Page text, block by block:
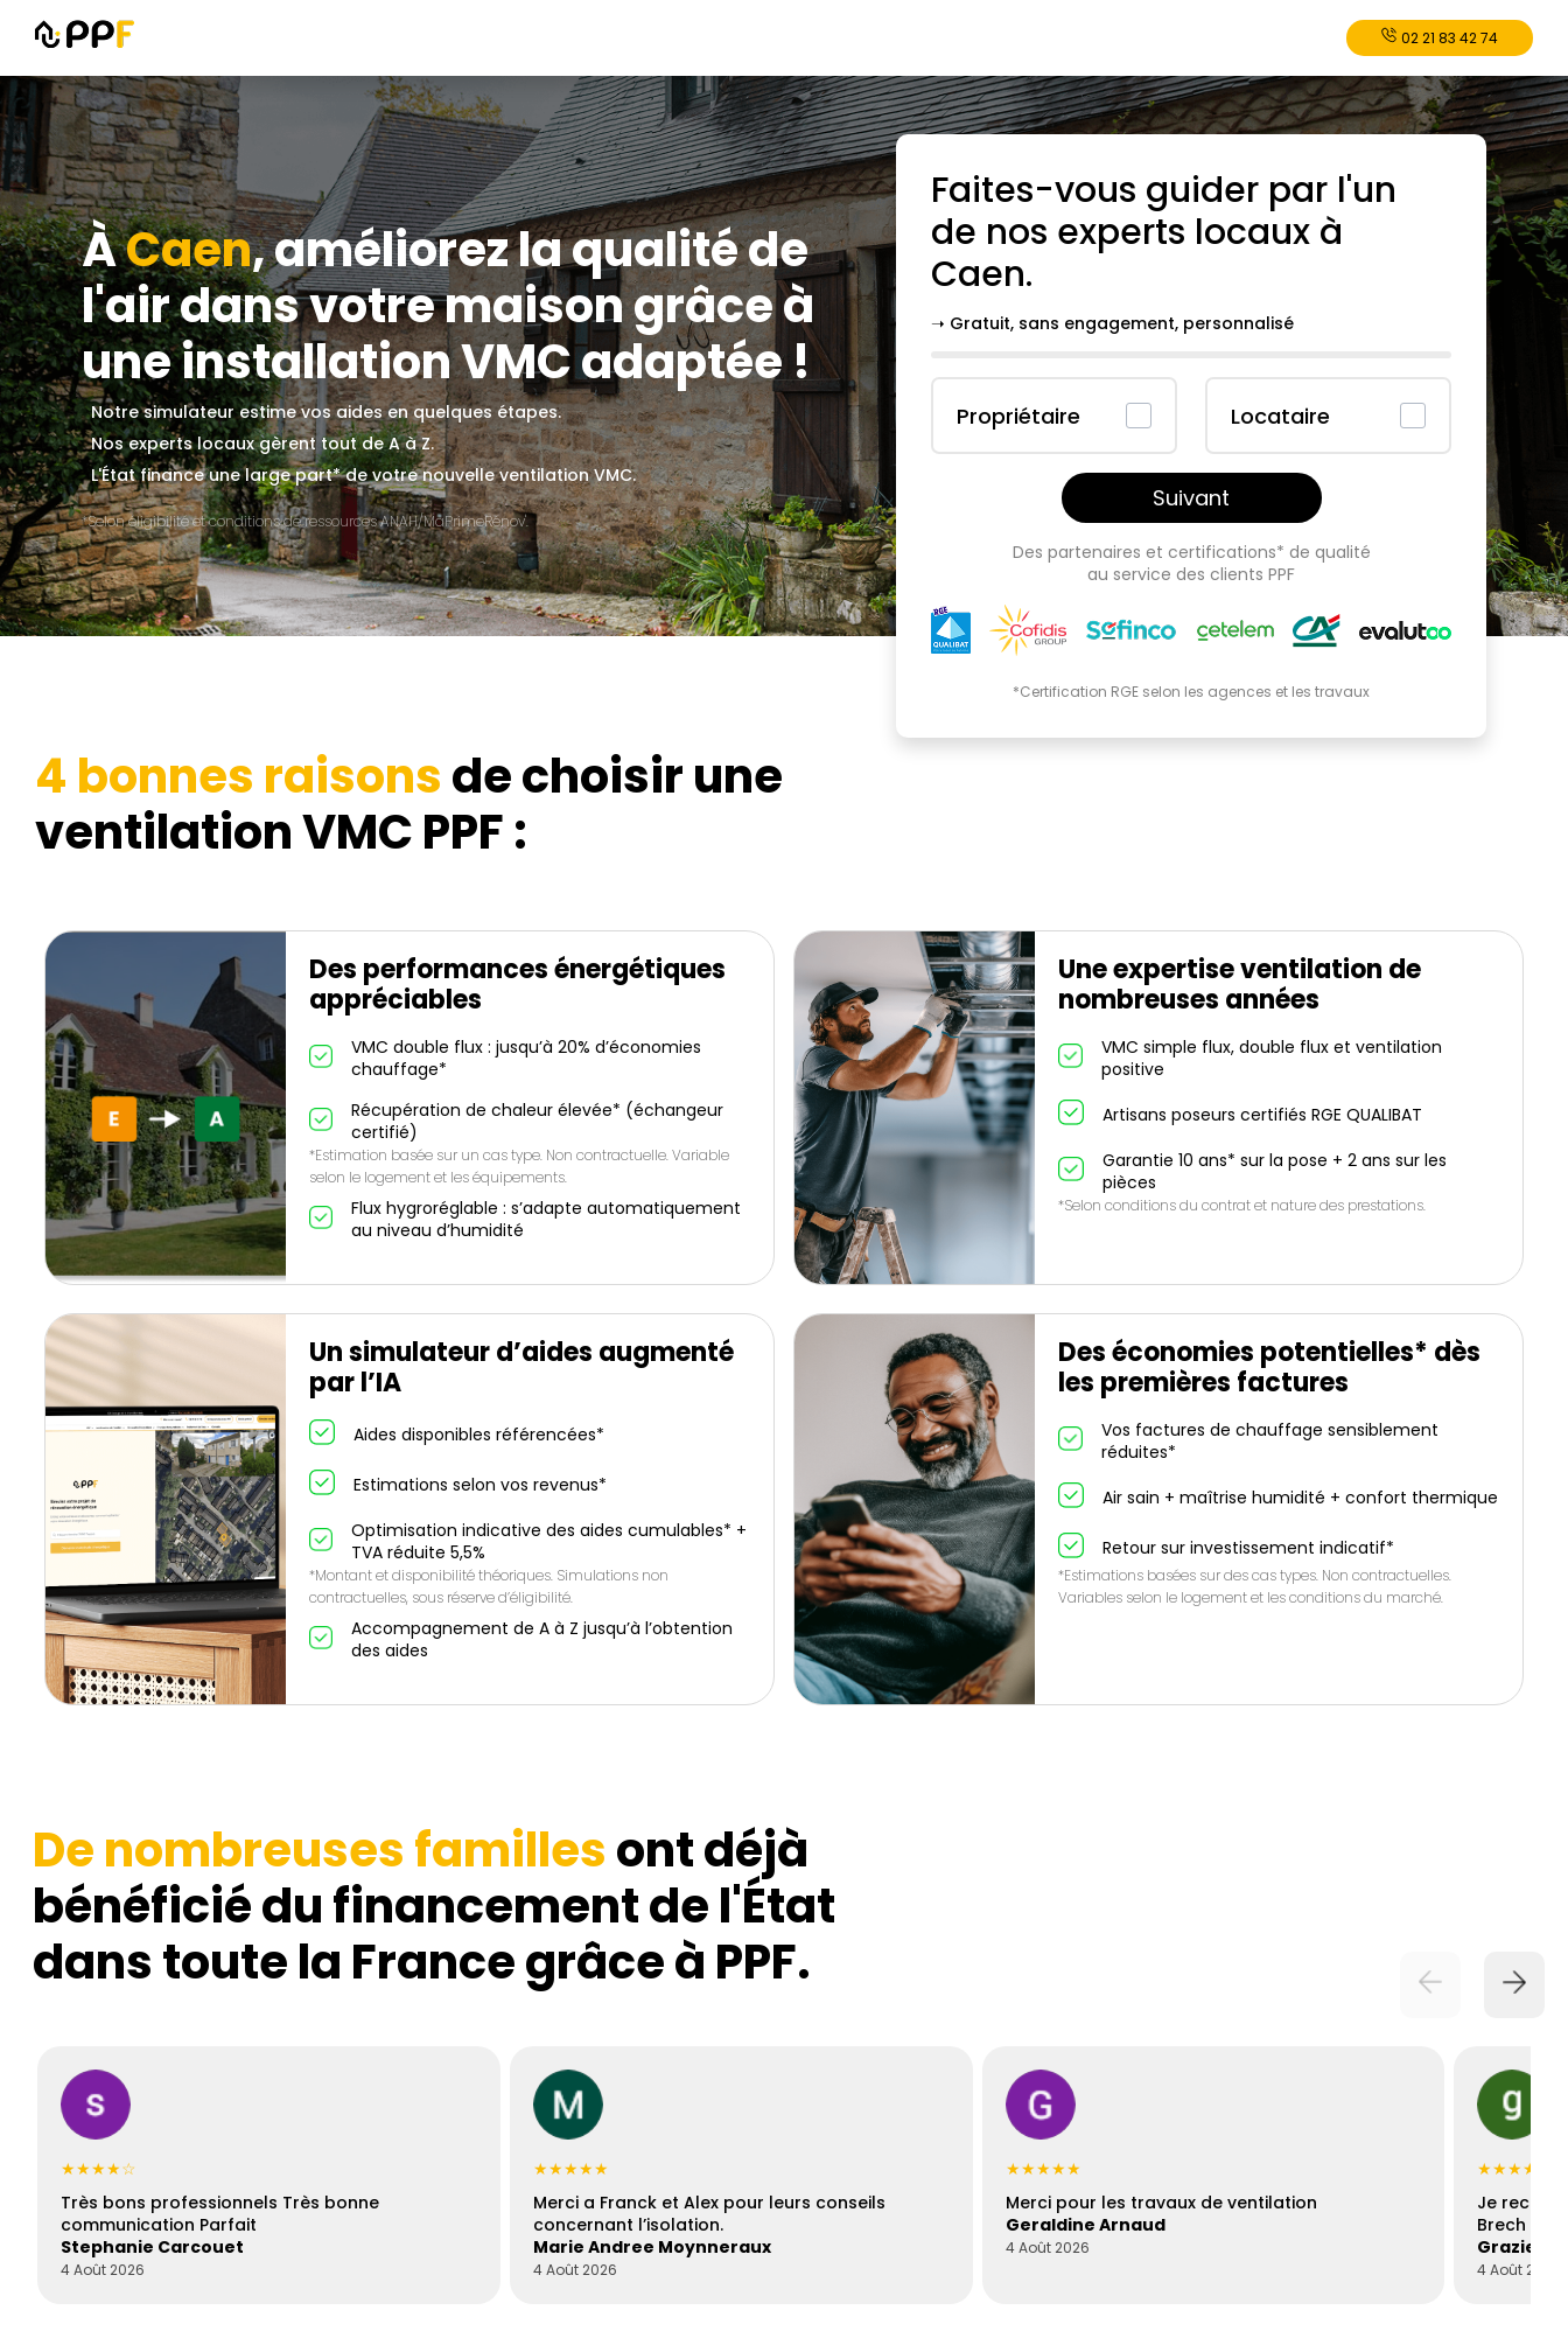
02 21 83 42 74
ÀCaen, améliorez la qualité de
l'air dans votre maison grâce à
une installation VMC adaptée !
Notre simulateur estime vos aides en quelques étapes.
Nos experts locaux gèrent tout de A à Z.
L'État finance une large part* de votre nouvelle ventilation VMC.
*Selon éligibilité et conditions de ressources ANAH/MaPrimeRénov'.
Faites-vous guider par l'un
de nos experts locaux à
Caen.
➝ Gratuit, sans engagement, personnalisé
Propriétaire Locataire
Suivant
Des partenaires et certifications* de qualité
au service des clients PPF
*Certification RGE selon les agences et les travaux
4 bonnes raisonsde choisir une
ventilation VMC PPF :
Des performances énergétiques
appréciables
VMC double flux : jusqu’à 20% d’économies
chauffage*
Récupération de chaleur élevée* (échangeur
certifié)
*Estimation basée sur un cas type. Non contractuelle. Variable
selon le logement et les équipements.
Flux hygroréglable : s’adapte automatiquement
au niveau d’humidité
Une expertise ventilation de
nombreuses années
VMC simple flux, double flux et ventilation
positive
Artisans poseurs certifiés RGE QUALIBAT
Garantie 10 ans* sur la pose + 2 ans sur les
pièces
*Selon conditions du contrat et nature des prestations.
Un simulateur d’aides augmenté
par l’IA
Aides disponibles référencées*
Estimations selon vos revenus*
Optimisation indicative des aides cumulables* +
TVA réduite 5,5%
*Montant et disponibilité théoriques. Simulations non
contractuelles, sous réserve d’éligibilité.
Accompagnement de A à Z jusqu’à l’obtention
des aides
Des économies potentielles* dès
les premières factures
Vos factures de chauffage sensiblement
réduites*
Air sain + maîtrise humidité + confort thermique
Retour sur investissement indicatif*
*Estimations basées sur des cas types. Non contractuelles.
Variables selon le logement et les conditions du marché.
De nombreuses famillesont déjà
bénéficié du financement de l'État
dans toute la France grâce à PPF.
★★★★☆
Très bons professionnels Très bonne
communication Parfait
Stephanie Carcouet
4 Août 2026
★★★★★
Merci a Franck et Alex pour leurs conseils
concernant l’isolation.
Marie Andree Moynneraux
4 Août 2026
★★★★★
Merci pour les travaux de ventilation
Geraldine Arnaud
4 Août 2026
★★★★★
Je
Brech est
Graziella
4 Août 2026